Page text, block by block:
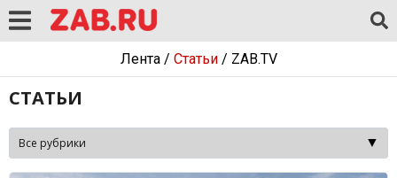
Лента/ Статьи/ ZAB.TV
СТАТЬИ